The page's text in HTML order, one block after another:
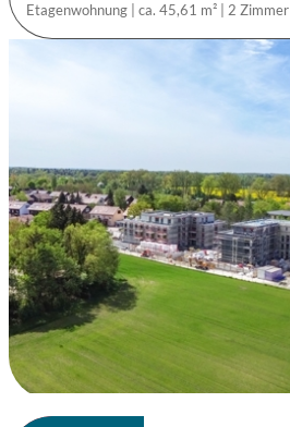
Etagenwohnung |ca. 45,61 m² |2 Zimmer